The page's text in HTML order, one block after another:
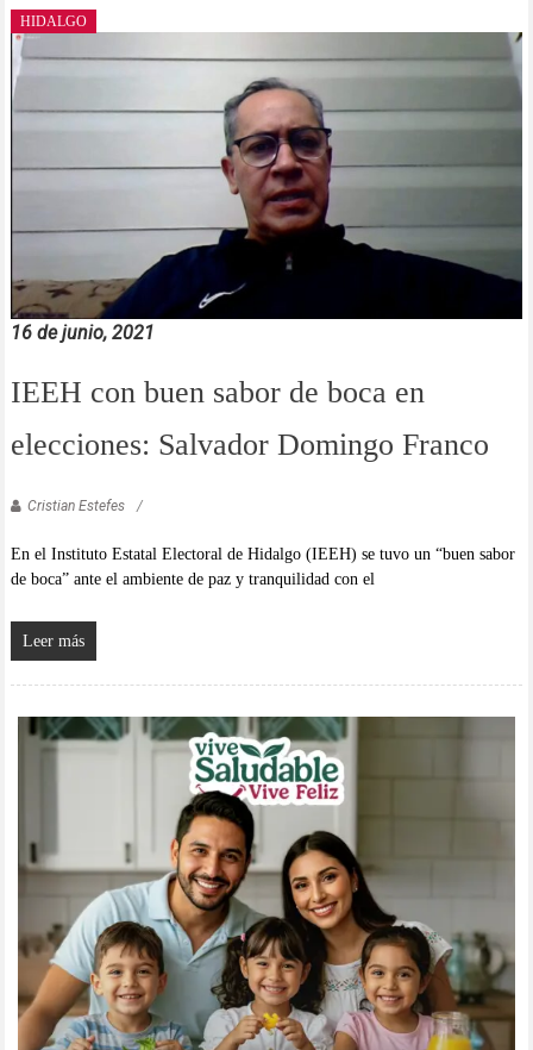
HIDALGO
16 de junio, 2021
IEEH con buen sabor de boca en
elecciones: Salvador Domingo Franco
Cristian Estefes
En el Instituto Estatal Electoral de Hidalgo (IEEH) se tuvo un “buen sabor
de boca” ante el ambiente de paz y tranquilidad con el
Leer más